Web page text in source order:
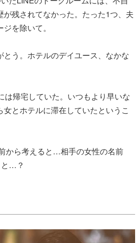
が残されてなかった。たった1つ、夫
を除いて。
とう。ホテルのデイユース、なかな
は帰宅していた。いつもより早いな
女とホテルに滞在していたというこ
から考えると…相手の女性の名前
と…？